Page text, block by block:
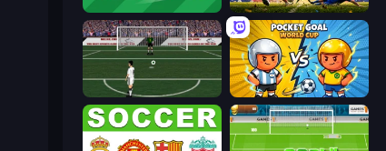
Tracesoccer International Cup Football 2026
Bicycle Kick Champ Pocket Goal: World Cup